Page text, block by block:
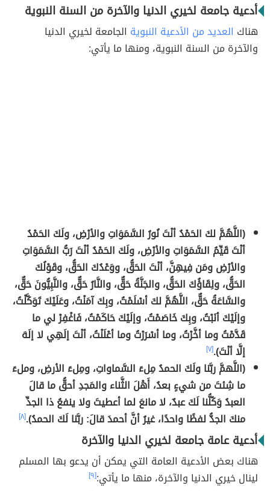
أدعية جامعة لخيري الدنيا والآخرة من السنة النبوية
هناك العديد من الأدعية النبوية الجامعة لخيري الدنيا
والآخرة من السنة النبوية، ومنها ما يأتي:
(اللَّهُمَّ لكَ الحَمْدُ أنْتَ نُورُ السَّمَوَاتِ والأرْضِ، ولَكَ الحَمْدُ
أنْتَ قَيِّمُ السَّمَوَاتِ والأرْضِ، ولَكَ الحَمْدُ أنْتَ رَبُّ السَّمَوَاتِ
والأرْضِ ومَن فِيهِنَّ، أنْتَ الحَقُّ، ووَعْدُكَ الحَقُّ، وقَوْلُكَ
الحَقُّ، ولِقَاؤُكَ الحَقُّ، والجَنَّةُ حَقٌّ، والنَّارُ حَقٌّ، والنَّبِيُّونَ حَقٌّ،
والسَّاعَةُ حَقٌّ، اللَّهُمَّ لكَ أسْلَمْتُ، وبِكَ آمَنْتُ، وعَلَيْكَ تَوَكَّلْتُ،
وإلَيْكَ أنَبْتُ، وبِكَ خَاصَمْتُ، وإلَيْكَ حَاكَمْتُ، فَاغْفِرْ لي ما
قَدَّمْتُ وما أخَّرْتُ، وما أسْرَرْتُ وما أعْلَنْتُ، أنْتَ إلَهِي لا إلَهَ
إلَّا أنْتَ).[٧]
(اللَّهمَّ ربَّنا ولَكَ الحمدُ مِلءَ السَّماواتِ، ومِلءَ الأرضِ، وملءَ
ما شِئتَ من شيءٍ بعدُ، أَهْلَ الثَّناء والمَجدِ أحقُّ ما قالَ
العبدُ وَكُلُّنا لَكَ عبدٌ، لا مانعَ لما أعطيتَ ولا ينفعُ ذا الجدِّ
منكَ الجدُّ لفظًا واحدًا، غيرُ أنَّ أحمدَ قالَ: ربَّنا لَكَ الحمدُ).[٨]
أدعية عامة جامعة لخيري الدنيا والآخرة
هناك بعض الأدعية العامة التي يمكن أن يدعو بها المسلم
لينال خيري الدنيا والآخرة، منها ما يأتي:[٩]